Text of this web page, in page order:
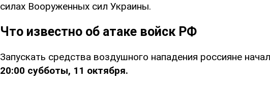
силах Вооруженных сил Украины.
Что известно об атаке войск РФ
Запускать средства воздушного нападения россияне
20:00 субботы, 11 октября.